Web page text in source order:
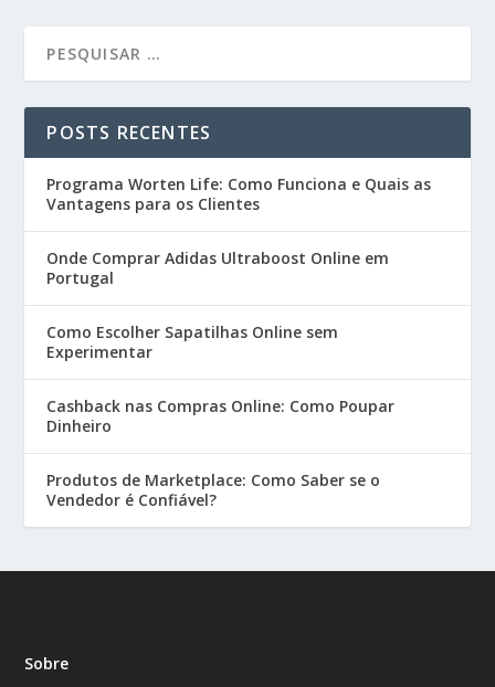
POSTS RECENTES
Programa Worten Life: Como Funciona e Quais as
Vantagens para os Clientes
Onde Comprar Adidas Ultraboost Online em
Portugal
Como Escolher Sapatilhas Online sem
Experimentar
Cashback nas Compras Online: Como Poupar
Dinheiro
Produtos de Marketplace: Como Saber se o
Vendedor é Confiável?
Sobre